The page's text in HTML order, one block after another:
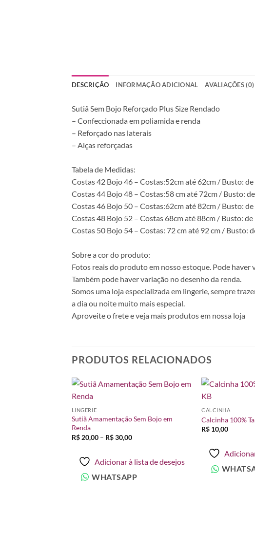
DESCRIÇÃO INFORMAÇÃO ADICIONAL AVALIAÇÕES (0)
Sutiã Sem Bojo Reforçado Plus Size Rendado
– Confeccionada em poliamida e renda
– Reforçado nas laterais
– Alças reforçadas
Tabela de Medidas:
Costas 42 Bojo 46 – Costas:52cm até 62cm / Busto:
Costas 44 Bojo 48 – Costas:58 cm até 72cm / Busto:
Costas 46 Bojo 50 – Costas:62cm até 82cm / Busto:
Costas 48 Bojo 52 – Costas 68cm até 88cm / Busto:
Costas 50 Bojo 54 – Costas: 72 cm até 92 cm / Busto:
Sobre a cor do produto:
Fotos reais do produto em nosso estoque. Pode
Também pode haver variação no desenho da renda.
Somos uma loja especializada em lingerie, sempre
a dia ou noite muito mais especial.
Aproveite o frete e veja mais produtos em nossa loja
PRODUTOS RELACIONADOS
desejos
LINGERIE
Sutiã Amamentação Sem Bojo em
Renda
R$20,00 – R$30,00Faixa
através
Adicionar à lista de desejos
WHATSAPP
CALCINHA
Calcinha 100%
R$ 10,00